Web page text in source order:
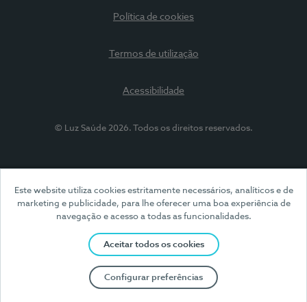
Este website utiliza cookies estritamente necessários, analíticos e de
marketing e publicidade, para lhe oferecer uma boa experiência de
navegação e acesso a todas as funcionalidades.
Aceitar todos os cookies
Configurar preferências
Política de cookies
Termos de utilização
Acessibilidade
© Luz Saúde 2026. Todos os direitos reservados.